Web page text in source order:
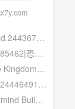
免安装绿色中文版
安装绿色中文版
354B|免安装绿色中文版
免安装绿色中文版
免安装绿色中文版